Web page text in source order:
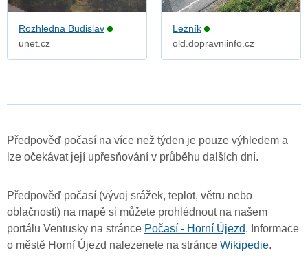
Rozhledna Budislav
unet.cz
Lezník
old.dopravniinfo.cz
Předpověď počasí na více než týden je pouze výhledem a
lze očekávat její upřesňování v průběhu dalších dní.
Předpověď počasí (vývoj srážek, teplot, větru nebo
oblačnosti) na mapě si můžete prohlédnout na našem
portálu Ventusky na stránce Počasí - Horní Újezd. Informace
o městě Horní Újezd nalezenete na stránce Wikipedie.